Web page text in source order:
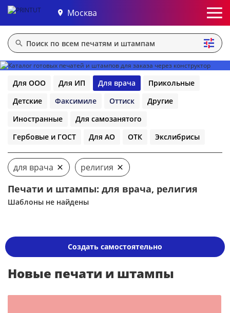
Москва
Для ООО Для ИП Для врача
Прикольные
Детские
Факсимиле Оттиск
Другие
Иностранные
Для самозанятого
Гербовые и ГОСТ
Для АО ОТК Экслибрисы
для врача религия
Печати и штампы: для врача, религия
Шаблоны не найдены
Создать самостоятельно
Новые печати и штампы